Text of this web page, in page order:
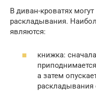
В диван-кроватях
раскладывания.
являются:
книжка:
а затем
раскладывания